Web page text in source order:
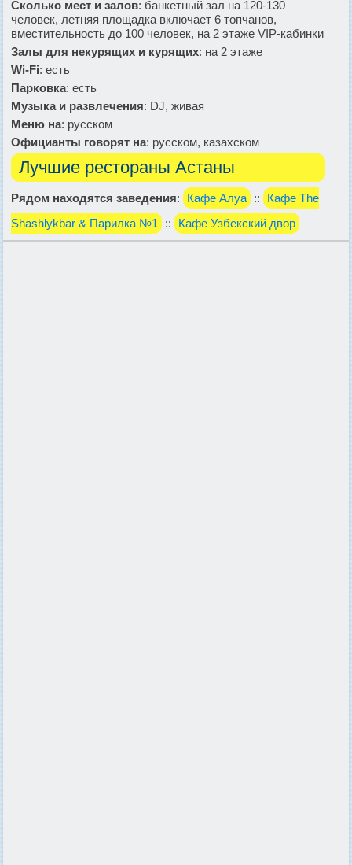
Сколько мест и залов: банкетный зал на 120-130
человек, летняя площадка включает 6 топчанов,
вместительность до 100 человек, на 2 этаже VIP-кабинки
Залы для некурящих и курящих: на 2 этаже
Wi-Fi: есть
Парковка: есть
Музыка и развлечения: DJ, живая
Меню на: русском
Официанты говорят на: русском, казахском
Лучшие рестораны Астаны
Рядом находятся заведения: Кафе Алуа ::
Кафе The
Shashlykbar & Парилка №1
:: Кафе Узбекский двор